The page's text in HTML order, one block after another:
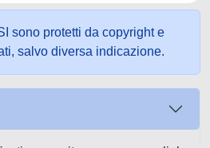
sono protetti da copyright e
salvo diversa indicazione.